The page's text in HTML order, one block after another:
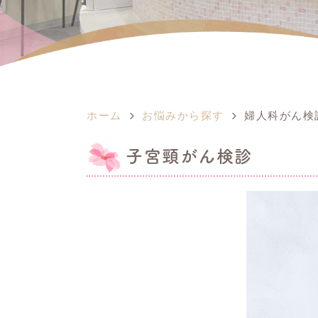
ホーム お悩みから探す 婦人科がん検
子宮頸がん検診